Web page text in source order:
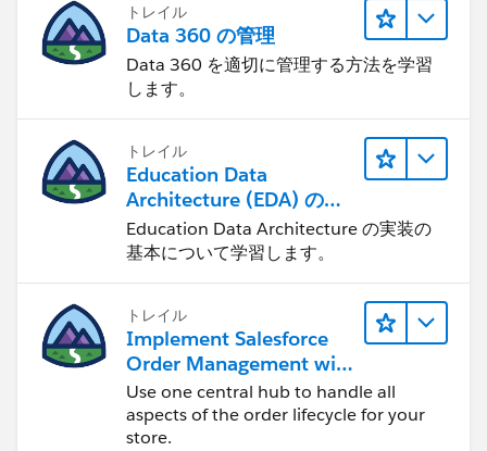
トレイル
Data 360 の管理
Data 360 を適切に管理する方法を学習
します。
トレイル
Education Data
Architecture (EDA) の管
理
Education Data Architecture の実装の
基本について学習します。
トレイル
Implement Salesforce
Order Management with
a B2B, B2C, or B2B2C
Commerce Store
Use one central hub to handle all
aspects of the order lifecycle for your
store.